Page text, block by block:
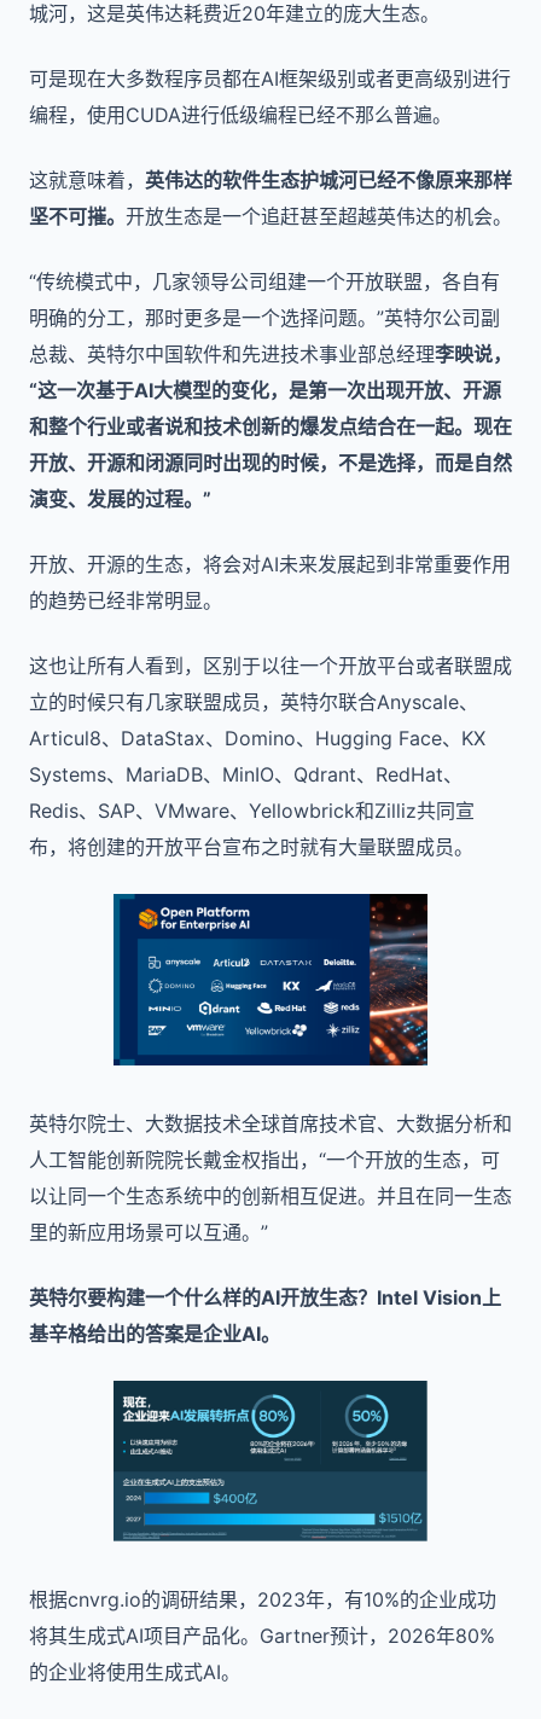
城河，这是英伟达耗费近20年建立的庞大生态。
可是现在大多数程序员都在AI框架级别或者更高级别进行
编程，使用CUDA进行低级编程已经不那么普遍。
这就意味着， 英伟达的软件生态护城河已经不像原来那样
坚不可摧。 开放生态是一个追赶甚至超越英伟达的机会。
“传统模式中，几家领导公司组建一个开放联盟，各自有
明确的分工，那时更多是一个选择问题。”英特尔公司副
总裁、英特尔中国软件和先进技术事业部总经理李映说，
“这一次基于AI大模型的变化，是第一次出现开放、开源
和整个行业或者说和技术创新的爆发点结合在一起。现在
开放、开源和闭源同时出现的时候，不是选择，而是自然
演变、发展的过程。”
开放、开源的生态，将会对AI未来发展起到非常重要作用
的趋势已经非常明显。
这也让所有人看到，区别于以往一个开放平台或者联盟成
立的时候只有几家联盟成员，英特尔联合Anyscale、
Articul8、DataStax、Domino、Hugging Face、KX
Systems、MariaDB、MinIO、Qdrant、RedHat、
Redis、SAP、VMware、Yellowbrick和Zilliz共同宣
布，将创建的开放平台宣布之时就有大量联盟成员。
英特尔院士、大数据技术全球首席技术官、大数据分析和
人工智能创新院院长戴金权指出，“一个开放的生态，可
以让同一个生态系统中的创新相互促进。并且在同一生态
里的新应用场景可以互通。”
英特尔要构建一个什么样的AI开放生态？Intel Vision上
基辛格给出的答案是企业AI。
根据cnvrg.io的调研结果，2023年，有10%的企业成功
将其生成式AI项目产品化。Gartner预计，2026年80%
的企业将使用生成式AI。